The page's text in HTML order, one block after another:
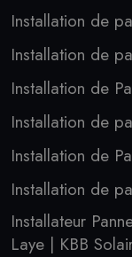
Installation de
Installation de
Installation de
Installation de
Installation de
Installation de
Installateur
Laye | KBB